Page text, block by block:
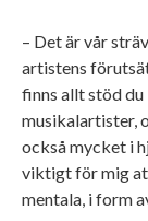
– Det är vår
artistens
finns allt stöd du
musikalartister,
också mycket i
viktigt för mig
mentala, i form